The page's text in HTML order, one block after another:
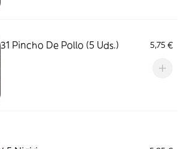
31 Pincho De Pollo (5 Uds.) 5,75 €